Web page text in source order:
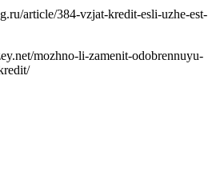
article/384-vzjat-kredit-esli-uzhe-est-
mozhno-li-zamenit-odobrennuyu-